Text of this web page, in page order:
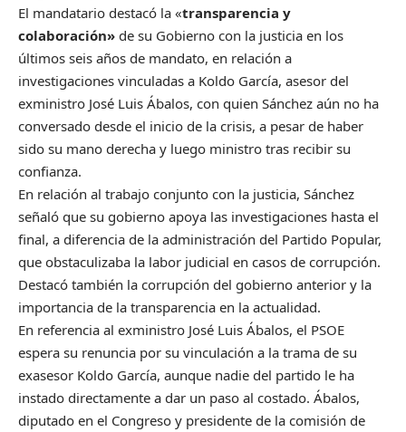
El mandatario destacó la «transparencia y
colaboración» de su Gobierno con la justicia en los
últimos seis años de mandato, en relación a
investigaciones vinculadas a Koldo García, asesor del
exministro José Luis Ábalos, con quien Sánchez aún no ha
conversado desde el inicio de la crisis, a pesar de haber
sido su mano derecha y luego ministro tras recibir su
confianza.
En relación al trabajo conjunto con la justicia, Sánchez
señaló que su gobierno apoya las investigaciones hasta el
final, a diferencia de la administración del Partido Popular,
que obstaculizaba la labor judicial en casos de corrupción.
Destacó también la corrupción del gobierno anterior y la
importancia de la transparencia en la actualidad.
En referencia al exministro José Luis Ábalos, el PSOE
espera su renuncia por su vinculación a la trama de su
exasesor Koldo García, aunque nadie del partido le ha
instado directamente a dar un paso al costado. Ábalos,
diputado en el Congreso y presidente de la comisión de